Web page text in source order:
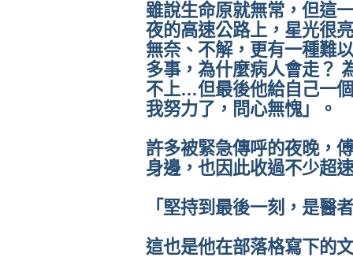
雖說生命原就無常，但這
夜的高速公路上，星光很
無奈、不解，更有一種難
多事，為什麼病人會走？
不上…但最後他給自己一
我努力了，問心無愧」。
許多被緊急傳呼的夜晚，
身邊，也因此收過不少超
「堅持到最後一刻，是醫
這也是他在部落格寫下的